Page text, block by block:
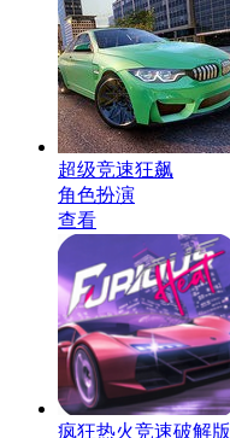
超级竞速狂飙
角色扮演
查看
疯狂热火竞速破解版